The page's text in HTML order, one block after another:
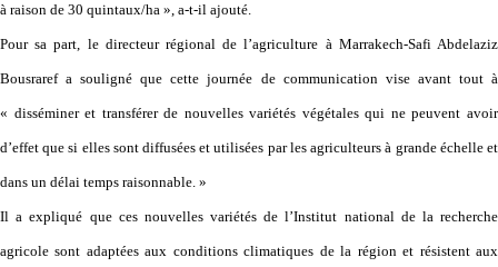
à raison de 30 quintaux/ha », a-t-il ajouté.
Pour sa part, le directeur régional de l’agriculture à Marrakech-Safi Abdelaziz
Bousraref a souligné que cette journée de communication vise avant tout à
« disséminer et transférer de nouvelles variétés végétales qui ne peuvent avoir
d’effet que si elles sont diffusées et utilisées par les agriculteurs à grande échelle et
dans un délai temps raisonnable. »
Il a expliqué que ces nouvelles variétés de l’Institut national de la recherche
agricole sont adaptées aux conditions climatiques de la région et résistent aux